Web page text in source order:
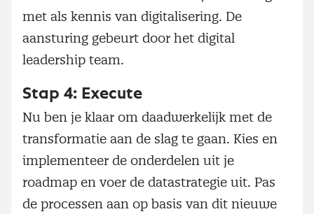
met als kennis van digitalisering. De
aansturing gebeurt door het digital
leadership team.
Stap 4: Execute
Nu ben je klaar om daadwerkelijk met de
transformatie aan de slag te gaan. Kies en
implementeer de onderdelen uit je
roadmap en voer de datastrategie uit. Pas
de processen aan op basis van dit nieuwe